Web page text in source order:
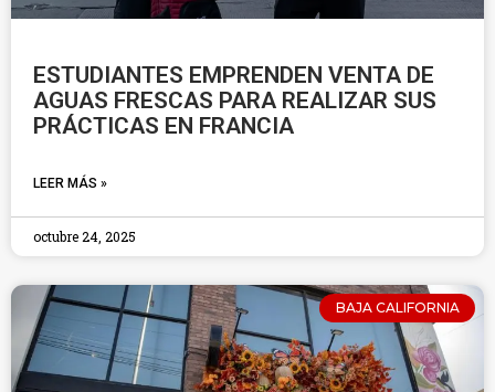
ESTUDIANTES EMPRENDEN VENTA DE
AGUAS FRESCAS PARA REALIZAR SUS
PRÁCTICAS EN FRANCIA
LEER MÁS »
octubre 24, 2025
BAJA CALIFORNIA